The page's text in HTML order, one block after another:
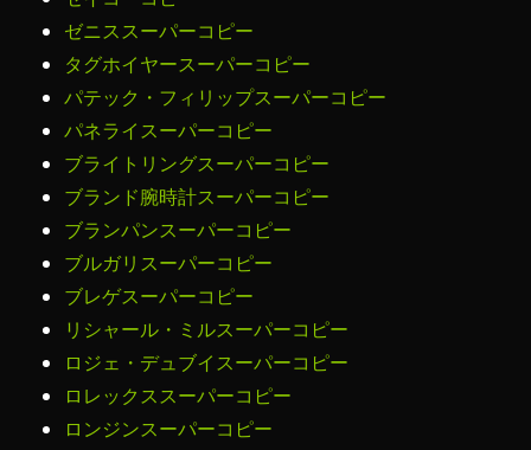
ゼニススーパーコピー
タグホイヤースーパーコピー
パテック・フィリップスーパーコピー
パネライスーパーコピー
ブライトリングスーパーコピー
ブランド腕時計スーパーコピー
ブランパンスーパーコピー
ブルガリスーパーコピー
ブレゲスーパーコピー
リシャール・ミルスーパーコピー
ロジェ・デュブイスーパーコピー
ロレックススーパーコピー
ロンジンスーパーコピー